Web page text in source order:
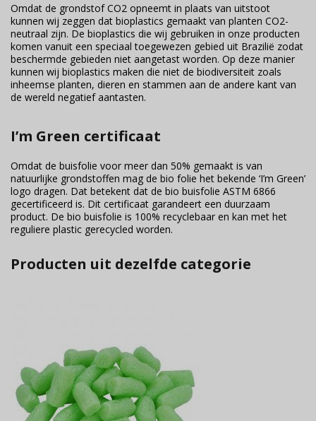
Omdat de grondstof CO2 opneemt in plaats van uitstoot
kunnen wij zeggen dat bioplastics gemaakt van planten CO2-
neutraal zijn. De bioplastics die wij gebruiken in onze producten
komen vanuit een speciaal toegewezen gebied uit Brazilië zodat
beschermde gebieden niet aangetast worden. Op deze manier
kunnen wij bioplastics maken die niet de biodiversiteit zoals
inheemse planten, dieren en stammen aan de andere kant van
de wereld negatief aantasten.
I’m Green certificaat
Omdat de buisfolie voor meer dan 50% gemaakt is van
natuurlijke grondstoffen mag de bio folie het bekende ‘I’m Green’
logo dragen. Dat betekent dat de bio buisfolie ASTM 6866
gecertificeerd is. Dit certificaat garandeert een duurzaam
product. De bio buisfolie is 100% recyclebaar en kan met het
reguliere plastic gerecycled worden.
Producten uit dezelfde categorie